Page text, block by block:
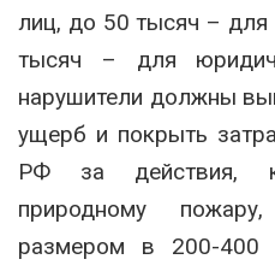
лиц, до 50 тысяч –
тысяч – для
нарушители должны
ущерб и покрыть
РФ за действия,
природному
размером в 200-400